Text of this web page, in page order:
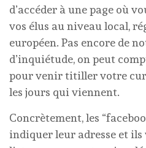
d’accéder à une page où
vos élus au niveau local,
européen. Pas encore de
d’inquiétude, on peut
pour venir titiller votre
les jours qui viennent.
Concrètement, les
indiquer leur adresse et